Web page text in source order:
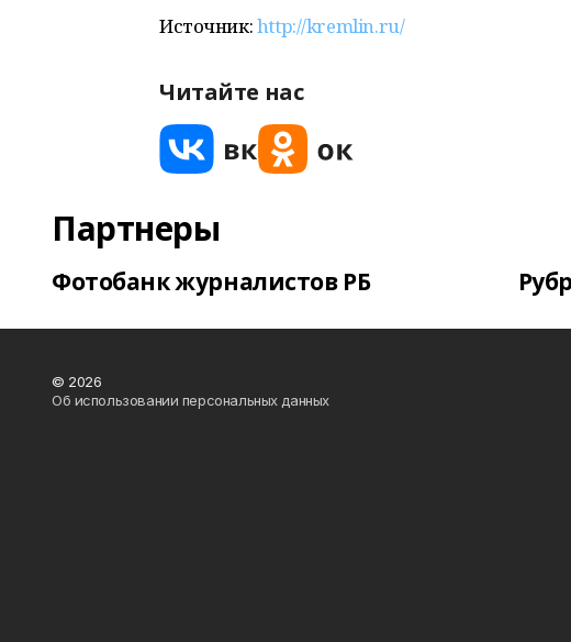
Источник:http://kremlin.ru/
Читайте нас
Партнеры
Фотобанк журналистов РБ
© 2026
Об использовании персональных данных